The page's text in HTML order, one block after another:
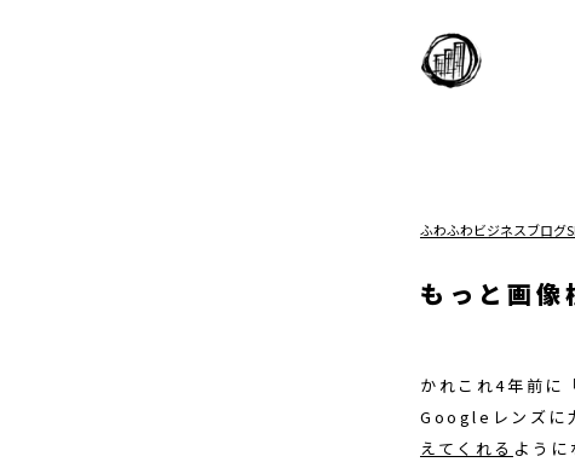
ふわふわビジネスブログ
もっと画像
かれこれ4年前に
Googleレンズに
えてくれる よう